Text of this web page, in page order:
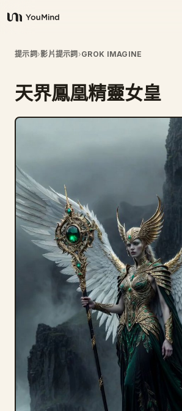
YouMind
概覽
使用案例
提示詞
定價
提示詞›影片提示詞 ›GROK IMAGINE
天界鳳凰精靈女皇